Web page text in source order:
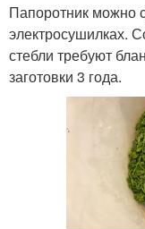
Папоротник можно
электросушилках.
стебли требуют
заготовки 3 года.